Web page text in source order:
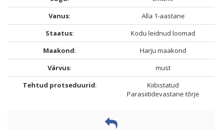
Vanus:
Alla 1-aastane
Staatus:
Kodu leidnud loomad
Maakond:
Harju maakond
Värvus:
must
Tehtud protseduurid:
Kiibistatud
Parasiitidevastane tõrje